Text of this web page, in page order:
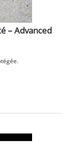
– Advanced